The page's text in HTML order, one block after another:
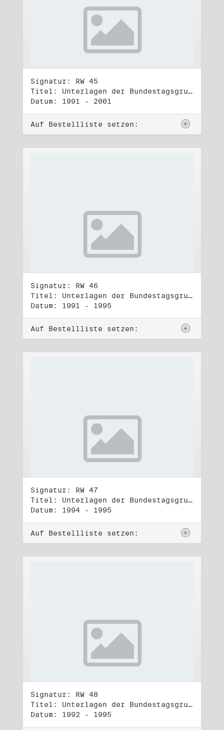
Signatur: RW 45
Titel: Unterlagen der Bundestagsgruppe und -fraktion Bündnis 90/Die Grünen (1)
Datum: 1991 - 2001
Auf Bestellliste setzen:
Signatur: RW 46
Titel: Unterlagen der Bundestagsgruppe und -fraktion Bündnis 90/Die Grünen (2)
Datum: 1991 - 1995
Auf Bestellliste setzen:
Signatur: RW 47
Titel: Unterlagen der Bundestagsgruppe und -fraktion Bündnis 90/Die Grünen (3)
Datum: 1994 - 1995
Auf Bestellliste setzen:
Signatur: RW 48
Titel: Unterlagen der Bundestagsgruppe und -fraktion Bündnis 90/Die Grünen (4)
Datum: 1992 - 1995